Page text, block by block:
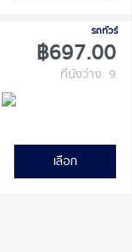
รถทัวร์
฿697.00
ที่นั่งว่าง: 9
เลือก